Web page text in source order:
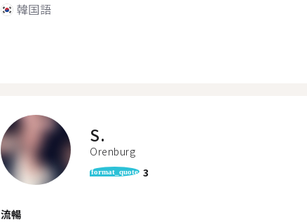
韓国語
S.
Orenburg
format_quote 3
流暢